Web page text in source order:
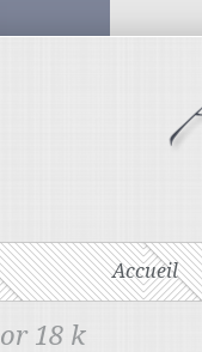
Accueil
or 18 k